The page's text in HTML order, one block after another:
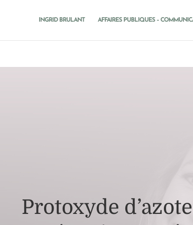
INGRID BRULANT AFFAIRES PUBLIQUES –
Protoxyde